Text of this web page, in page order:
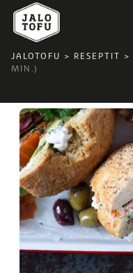
JALOTOFU > RESEPTIT >
MIN.)